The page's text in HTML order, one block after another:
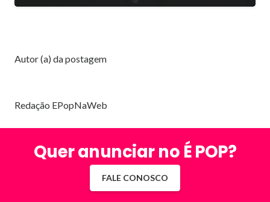
Autor (a) da postagem
Redação EPopNaWeb
Quer anunciar no É POP?
FALE CONOSCO